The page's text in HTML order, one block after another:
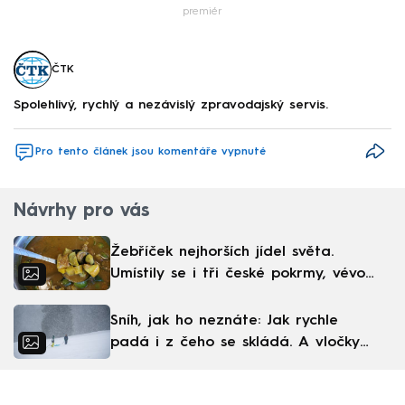
premiér
ČTK
Spolehlivý, rychlý a nezávislý zpravodajský servis.
Pro tento článek jsou komentáře vypnuté
Návrhy pro vás
Žebříček nejhorších jídel světa.
Umístily se i tři české pokrmy, vévodí
Sníh, jak ho neznáte: Jak rychle
padá i z čeho se skládá. A vločky